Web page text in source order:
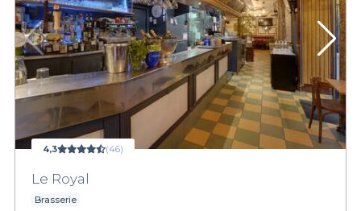
4,3 (46)
Le Royal
Brasserie